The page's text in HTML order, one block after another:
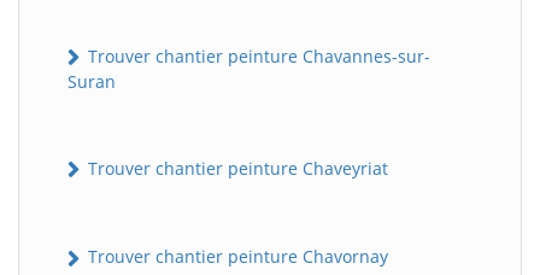
Trouver chantier peinture Chavannes-sur-
Suran
Trouver chantier peinture Chaveyriat
Trouver chantier peinture Chavornay